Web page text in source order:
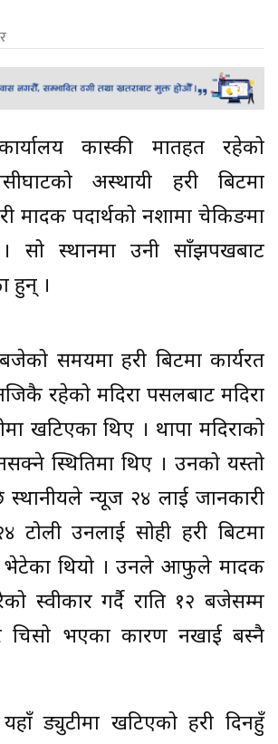
कार्यालय कास्की मातहत रहेको
अस्थायी प्रहरी बिटमा
मादक पदार्थको नशामा चेकिङमा
सो स्थानमा उनी साँझपखबाट
हुन् ।
समयमा प्रहरी बिटमा कार्यरत
रहेको मदिरा पसलबाट मदिरा
खटिएका थिए । थापा मदिराको
स्थितिमा थिए । उनको यस्तो
स्थानीयले न्यूज २४ लाई जानकारी
उनलाई सोही प्रहरी बिटमा
भेटेका थियो । उनले आफुले मादक
स्वीकार गर्दै राति १२ बजेसम्म
र चिसो भएका कारण नखाई बस्नै
ड्युटीमा खटिएको प्रहरी दिनहुँ